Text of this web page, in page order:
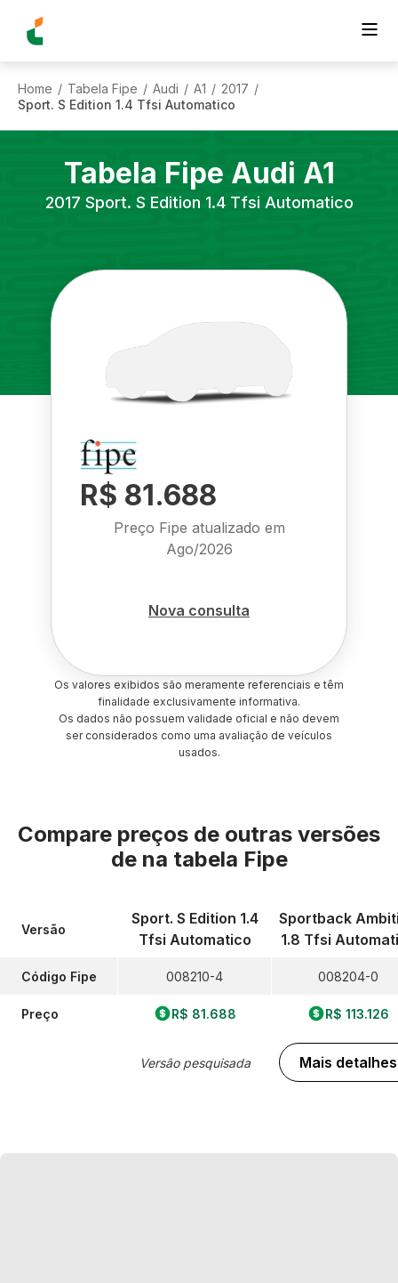
Home / Tabela Fipe / Audi / A1 / 2017 /
Sport. S Edition 1.4 Tfsi Automatico
Tabela Fipe Audi A1
2017 Sport. S Edition 1.4 Tfsi Automatico
R$ 81.688
Preço Fipe atualizado em
Ago/2026
Nova consulta
Os valores exibidos são meramente referenciais e têm
finalidade exclusivamente informativa.
Os dados não possuem validade oficial e não devem
ser considerados como uma avaliação de veículos
usados.
Compare preços de outras versões
de na tabela Fipe
Versão
Código Fipe
Preço
Sport. S Edition 1.4
Tfsi Automatico
008210-4
R$ 81.688
Versão pesquisada
Sportback
1.8 Tfsi
008204-0
R$ 113.126
Mais detalhes